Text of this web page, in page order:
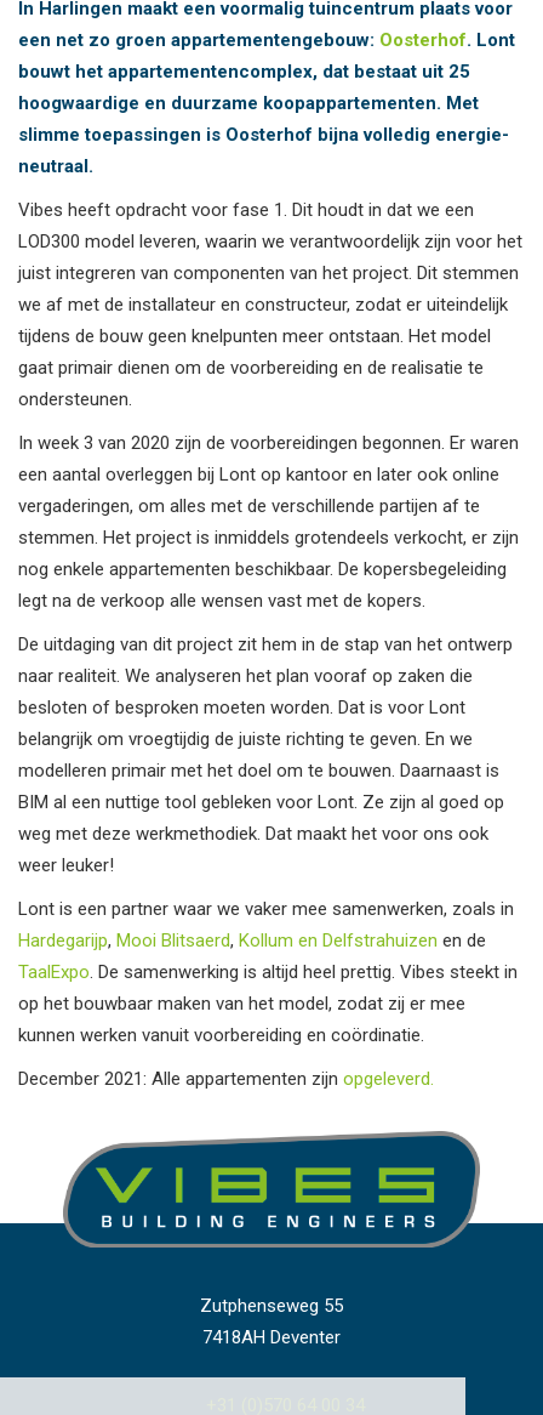
In Harlingen maakt een voormalig tuincentrum plaats voor
een net zo groen appartementengebouw: Oosterhof. Lont
bouwt het appartementencomplex, dat bestaat uit 25
hoogwaardige en duurzame koopappartementen. Met
slimme toepassingen is Oosterhof bijna volledig energie-
neutraal.
Vibes heeft opdracht voor fase 1. Dit houdt in dat we een
LOD300 model leveren, waarin we verantwoordelijk zijn voor het
juist integreren van componenten van het project. Dit stemmen
we af met de installateur en constructeur, zodat er uiteindelijk
tijdens de bouw geen knelpunten meer ontstaan. Het model
gaat primair dienen om de voorbereiding en de realisatie te
ondersteunen.
In week 3 van 2020 zijn de voorbereidingen begonnen. Er waren
een aantal overleggen bij Lont op kantoor en later ook online
vergaderingen, om alles met de verschillende partijen af te
stemmen. Het project is inmiddels grotendeels verkocht, er zijn
nog enkele appartementen beschikbaar. De kopersbegeleiding
legt na de verkoop alle wensen vast met de kopers.
De uitdaging van dit project zit hem in de stap van het ontwerp
naar realiteit. We analyseren het plan vooraf op zaken die
besloten of besproken moeten worden. Dat is voor Lont
belangrijk om vroegtijdig de juiste richting te geven. En we
modelleren primair met het doel om te bouwen. Daarnaast is
BIM al een nuttige tool gebleken voor Lont. Ze zijn al goed op
weg met deze werkmethodiek. Dat maakt het voor ons ook
weer leuker!
Lont is een partner waar we vaker mee samenwerken, zoals in
Hardegarijp, Mooi Blitsaerd, Kollum en Delfstrahuizen en de
TaalExpo. De samenwerking is altijd heel prettig. Vibes steekt in
op het bouwbaar maken van het model, zodat zij er mee
kunnen werken vanuit voorbereiding en coördinatie.
December 2021: Alle appartementen zijn opgeleverd.
Zutphenseweg 55
7418AH Deventer